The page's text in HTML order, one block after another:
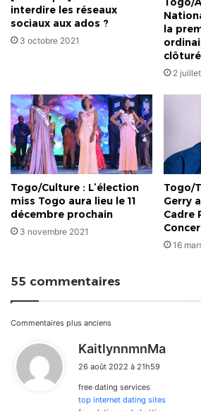
interdire les réseaux
sociaux aux ados ?
3 octobre 2021
la
2
Togo/Culture : L’élection
miss Togo aura lieu le 11
décembre prochain
3 novembre 2021
Togo/
Gerry
Cadre
16
55 commentaires
Navigation
dans
les
Commentaires plus anciens
KaitlynnmnMa
26 août 2022 à 21h59
free dating services
top internet dating sites